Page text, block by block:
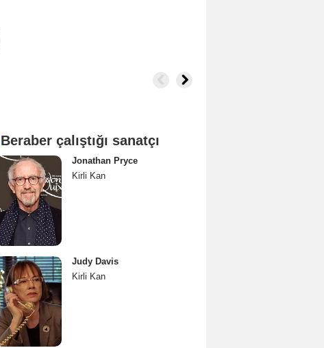
Beraber çalıştığı sanatçı
Jonathan Pryce
Kirli Kan
Judy Davis
Kirli Kan